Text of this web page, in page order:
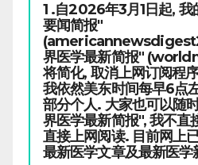
1 .自2026年3月1日起,
要闻简报"
界医学最新简报"
将简化, 取消上网订阅程
我依然美东时间每早6点
部分个人. 大家也可以随
界医学最新简报", 我不直
直接上网阅读. 目前网上
最新医学文章及最新医学